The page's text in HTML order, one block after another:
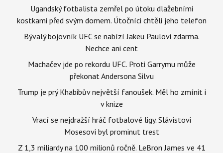
Ugandský fotbalista zemřel po útoku dlažebními
kostkami před svým domem. Útočníci chtěli jeho telefon
Bývalý bojovník UFC se nabízí Jakeu Paulovi zdarma.
Nechce ani cent
Machačev jde po rekordu UFC. Proti Garrymu může
překonat Andersona Silvu
Trump je prý Khabibův největší fanoušek. Měl ho zmínit i
v knize
Vrací se nejdražší hráč fotbalové ligy. Slávistovi
Mosesovi byl prominut trest
Z 1,3 miliardy na 100 milionů ročně. LeBron James ve 41